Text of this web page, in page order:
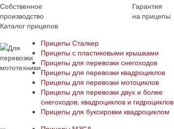
Собственное
производство
Гарантия
на прицепы
Каталог прицепов
Прицепы Сталкер
Прицепы с пластиковыми крышками
Прицепы для перевозки снегоходов
Прицепы для перевозки квадроциклов
Прицепы для перевозки мотоциклов
Прицепы для перевозки двух и более
снегоходов, квадроциклов и гидроциклов
Прицепы для буксировки квадроциклом